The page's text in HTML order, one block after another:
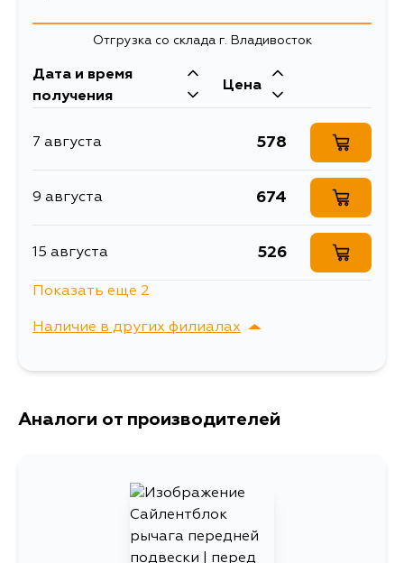
Toyota
Кузов Двигатель
KSP92, NCP96, SCP92, SCP100,
NCP92L, NCP92R, NCP93L,
NCP93R, NCP91R, NCP91L,
SCP90R, NSP90L, NSP90R,
Отгрузка со склада г. Владивосток
Дата и время
получения
Цена
7 августа 578
9 августа 674
15 августа 526
Показать еще 2
Наличие в других филиалах
г. Владивосток,
Аналоги от производителей